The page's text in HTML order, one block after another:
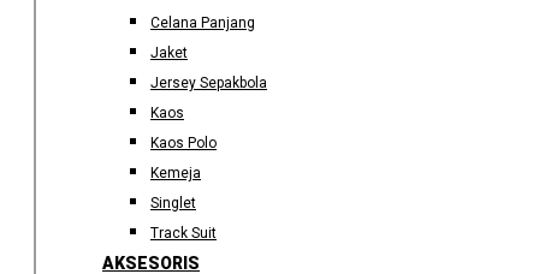
Celana Panjang
Jaket
Jersey Sepakbola
Kaos
Kaos Polo
Kemeja
Singlet
Track Suit
AKSESORIS